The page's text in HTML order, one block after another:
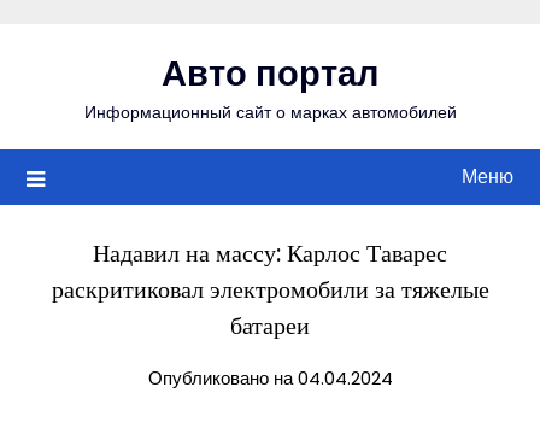
Авто портал
Информационный сайт о марках автомобилей
Меню
Надавил на массу: Карлос Таварес
раскритиковал электромобили за тяжелые
батареи
Опубликовано на 04.04.2024